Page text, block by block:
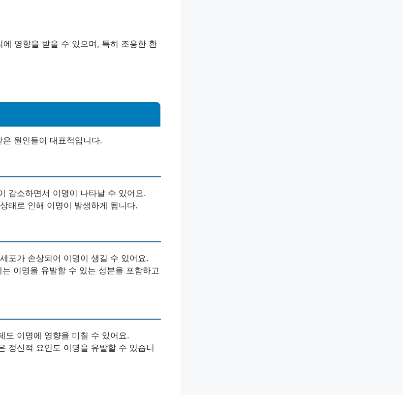
영향을 받을 수 있으며, 특히 조용한 환
원인들이 대표적입니다.
감소하면서 이명이 나타날 수 있어요.
태로 인해 이명이 발생하게 됩니다.
포가 손상되어 이명이 생길 수 있어요.
이명을 유발할 수 있는 성분을 포함하고
도 이명에 영향을 미칠 수 있어요.
정신적 요인도 이명을 유발할 수 있습니